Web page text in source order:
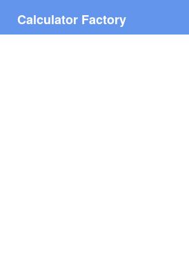
Calculator Factory